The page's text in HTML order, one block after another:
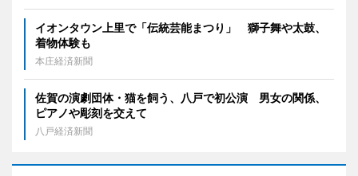
イオンタウン上里で「伝統芸能まつり」 獅子舞や太鼓、
着物体験も
本庄経済新聞
佐賀の演劇団体・猫を飼う、八戸で初公演 男女の関係、
ピアノや彫刻を交えて
八戸経済新聞